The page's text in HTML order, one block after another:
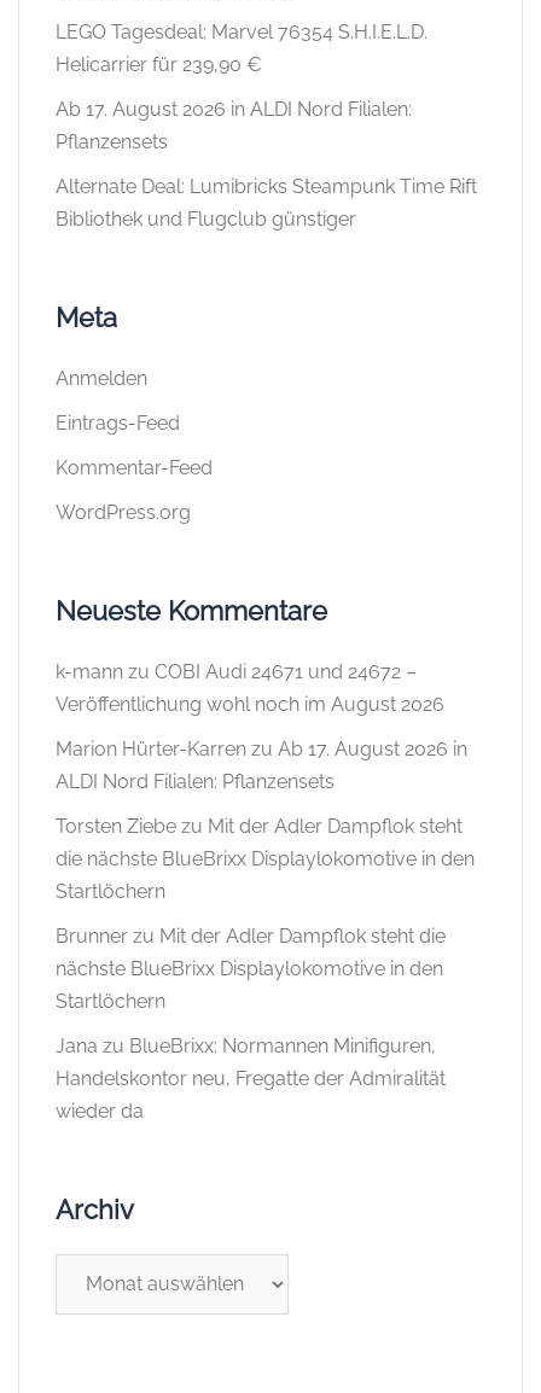
LEGO Tagesdeal: Marvel 76354 S.H.I.E.L.D.
Helicarrier für 239,90 €
Ab 17. August 2026 in ALDI Nord Filialen:
Pflanzensets
Alternate Deal: Lumibricks Steampunk Time Rift
Bibliothek und Flugclub günstiger
Meta
Anmelden
Eintrags-Feed
Kommentar-Feed
WordPress.org
Neueste Kommentare
k-mann zu COBI Audi 24671 und 24672 –
Veröffentlichung wohl noch im August 2026
Marion Hürter-Karren zu Ab 17. August 2026 in
ALDI Nord Filialen: Pflanzensets
Torsten Ziebe zu Mit der Adler Dampflok steht
die nächste BlueBrixx Displaylokomotive in den
Startlöchern
Brunner zu Mit der Adler Dampflok steht die
nächste BlueBrixx Displaylokomotive in den
Startlöchern
Jana zu BlueBrixx: Normannen Minifiguren,
Handelskontor neu, Fregatte der Admiralität
wieder da
Archiv